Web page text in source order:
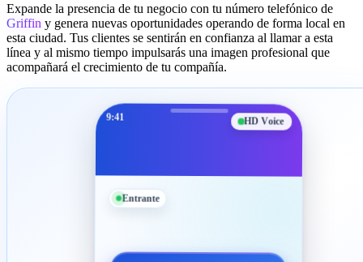
Expande la presencia de tu negocio con tu número telefónico de
Griffin y genera nuevas oportunidades operando de forma local en
esta ciudad. Tus clientes se sentirán en confianza al llamar a esta
línea y al mismo tiempo impulsarás una imagen profesional que
acompañará el crecimiento de tu compañía.
9:41 HD Voice
Entrante